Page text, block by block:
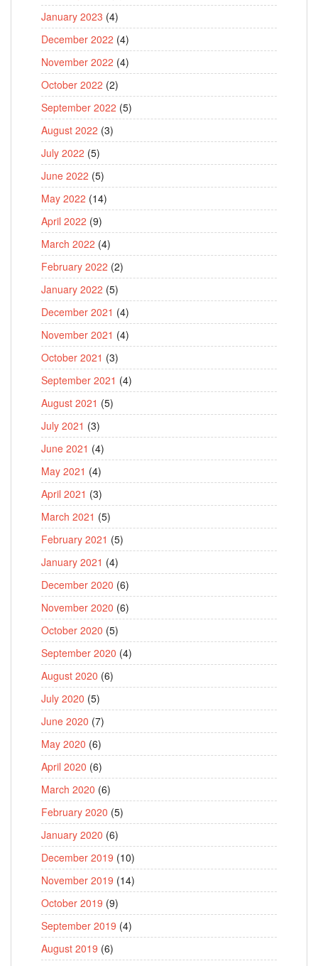
January 2023 (4)
December 2022 (4)
November 2022 (4)
October 2022 (2)
September 2022 (5)
August 2022 (3)
July 2022 (5)
June 2022 (5)
May 2022 (14)
April 2022 (9)
March 2022 (4)
February 2022 (2)
January 2022 (5)
December 2021 (4)
November 2021 (4)
October 2021 (3)
September 2021 (4)
August 2021 (5)
July 2021 (3)
June 2021 (4)
May 2021 (4)
April 2021 (3)
March 2021 (5)
February 2021 (5)
January 2021 (4)
December 2020 (6)
November 2020 (6)
October 2020 (5)
September 2020 (4)
August 2020 (6)
July 2020 (5)
June 2020 (7)
May 2020 (6)
April 2020 (6)
March 2020 (6)
February 2020 (5)
January 2020 (6)
December 2019 (10)
November 2019 (14)
October 2019 (9)
September 2019 (4)
August 2019 (6)